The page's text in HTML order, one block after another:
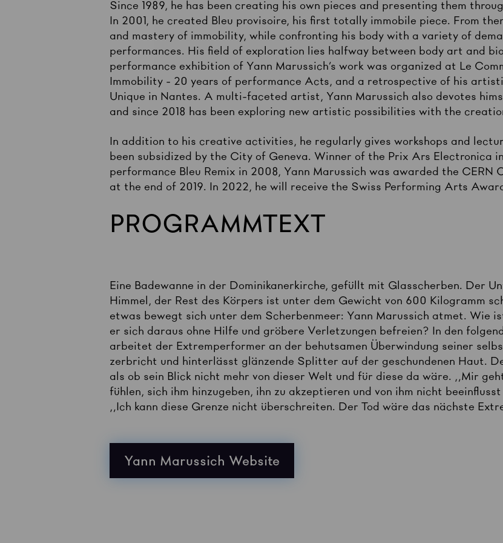
Since 1989, he has been creating his own pieces and presenting them
In 2001, he created Bleu provisoire, his first totally immobile piece. From
and mastery of immobility, while confronting his body with a variety of
performances. His field of exploration lies halfway between body art and
performance exhibition of Yann Marussich’s work was organized at Le
Immobility - 20 years of performance Acts, and a retrospective of his
Unique in Nantes. A multi-faceted artist, Yann Marussich also devotes
and since 2018 has been exploring new artistic possibilities with the
In addition to his creative activities, he regularly gives workshops and
been subsidized by the City of Geneva. Winner of the Prix Ars
performance Bleu Remix in 2008, Yann Marussich was awarded the
at the end of 2019. In 2022, he will receive the Swiss Performing Arts
PROGRAMMTEXT
Eine Badewanne in der Dominikanerkirche, gefüllt mit Glasscherben. Der
Himmel, der Rest des Körpers ist unter dem Gewicht von 600 Kilogramm
etwas bewegt sich unter dem Scherbenmeer: Yann Marussich atmet. Wie
er sich daraus ohne Hilfe und gröbere Verletzungen befreien? In den
arbeitet der Extremperformer an der behutsamen Überwindung seiner
zerbricht und hinterlässt glänzende Splitter auf der geschundenen Haut.
als ob sein Blick nicht mehr von dieser Welt und für diese da wäre. „Mir
fühlen, sich ihm hinzugeben, ihn zu akzeptieren und von ihm nicht
„Ich kann diese Grenze nicht überschreiten. Der Tod wäre das nächste
Yann Marussich Website